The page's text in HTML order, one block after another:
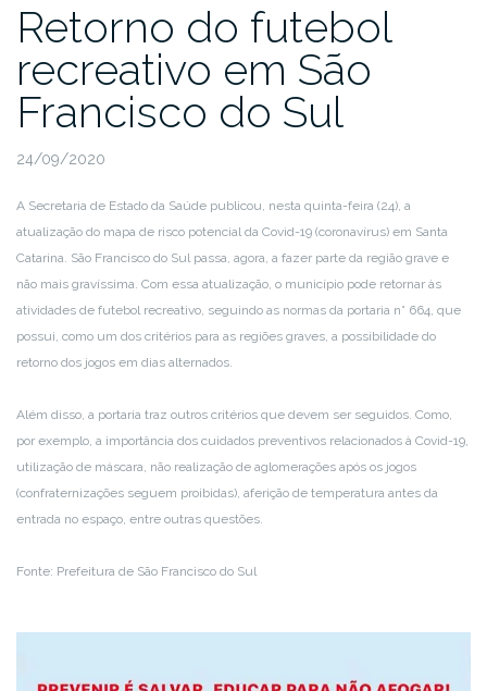
Retorno do futebol
recreativo em São
Francisco do Sul
24/09/2020
A Secretaria de Estado da Saúde publicou, nesta quinta-feira (24), a
atualização do mapa de risco potencial da Covid-19 (coronavírus) em Santa
Catarina. São Francisco do Sul passa, agora, a fazer parte da região grave e
não mais gravíssima. Com essa atualização, o município pode retornar às
atividades de futebol recreativo, seguindo as normas da portaria n° 664, que
possui, como um dos critérios para as regiões graves, a possibilidade do
retorno dos jogos em dias alternados.
Além disso, a portaria traz outros critérios que devem ser seguidos. Como,
por exemplo, a importância dos cuidados preventivos relacionados à Covid-19,
utilização de máscara, não realização de aglomerações após os jogos
(confraternizações seguem proibidas), aferição de temperatura antes da
entrada no espaço, entre outras questões.
Fonte: Prefeitura de São Francisco do Sul